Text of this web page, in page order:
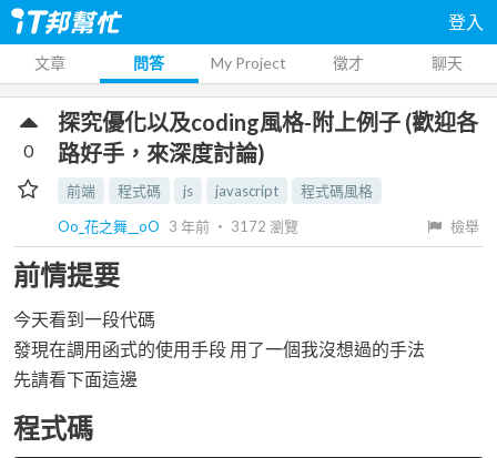
登入
文章 問答 My Project 徵才 聊天
探究優化以及coding風格-附上例子 (歡迎各
路好手，來深度討論)
前端 程式碼 js javascript
程式碼風格
Oo_花之舞__oO
3 年前 ‧ 3172 瀏覽 檢舉
0
前情提要
今天看到一段代碼
發現在調用函式的使用手段 用了一個我沒想過的手法
先請看下面這邊
程式碼